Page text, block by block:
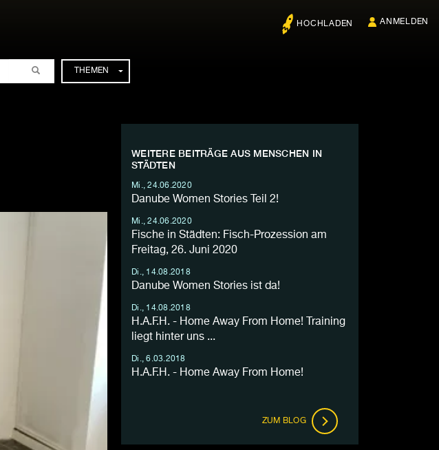
HOCHLADEN ANMELDEN
THEMEN
WEITERE BEITRÄGE AUS MENSCHEN IN
STÄDTEN
Mi., 24.06.2020
Danube Women Stories Teil 2!
Mi., 24.06.2020
Fische in Städten: Fisch-Prozession am
Freitag, 26. Juni 2020
Di., 14.08.2018
Danube Women Stories ist da!
Di., 14.08.2018
H.A.F.H. - Home Away From Home! Training
liegt hinter uns ...
Di., 6.03.2018
H.A.F.H. - Home Away From Home!
ZUM BLOG